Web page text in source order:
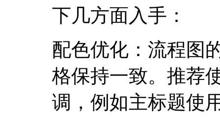
下几方面入手：
配色优化：流程图
格保持一致。推荐
调，例如主标题使